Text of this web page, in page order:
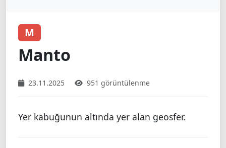
M
Manto
23.11.2025 951 görüntülenme
Yer kabuğunun altında yer alan geosfer.